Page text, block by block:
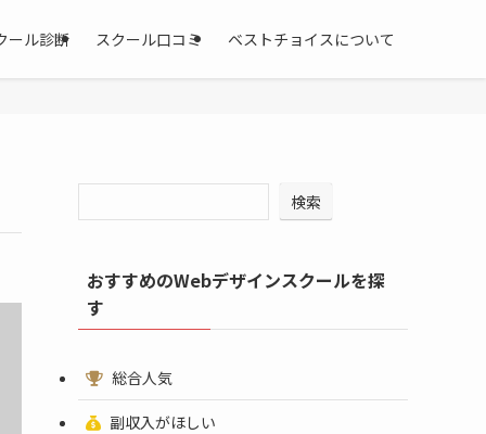
ール診断 スクール口コミ ベストチョイスについて
検索
おすすめのWebデザインスクールを探
す
総合人気
副収入がほしい